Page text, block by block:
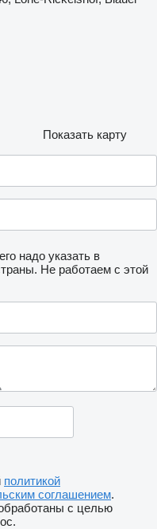
Показать карту
надо указать в
Не работаем с этой
политикой
соглашением.
с целью